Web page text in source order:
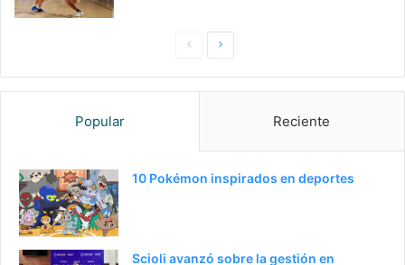
PaginaSiguiente
Popular Reciente
10 Pokémon inspirados en deportes
Scioli avanzó sobre la gestión en